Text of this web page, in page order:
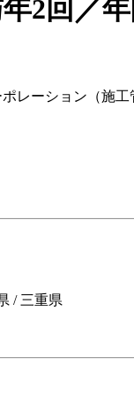
2回／年
レーション（施工
/ 三重県